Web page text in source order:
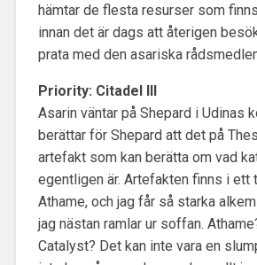
hämtar de flesta resurser som
innan det är dags att återigen
prata med den asariska
Priority: Citadel III
Asarin väntar på Shepard i Udinas
berättar för Shepard att det på
artefakt som kan berätta om vad
egentligen är. Artefakten finns i ett
Athame, och jag får så starka
jag nästan ramlar ur soffan.
Catalyst? Det kan inte vara en